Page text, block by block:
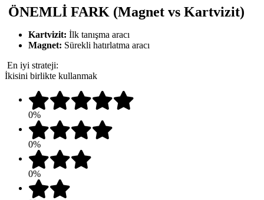
ÖNEMLİ FARK (Magnet vs Kartvizit)
Kartvizit: İlk tanışma aracı
Magnet: Sürekli hatırlatma aracı
En iyi strateji:
İkisini birlikte kullanmak
0%
0%
0%